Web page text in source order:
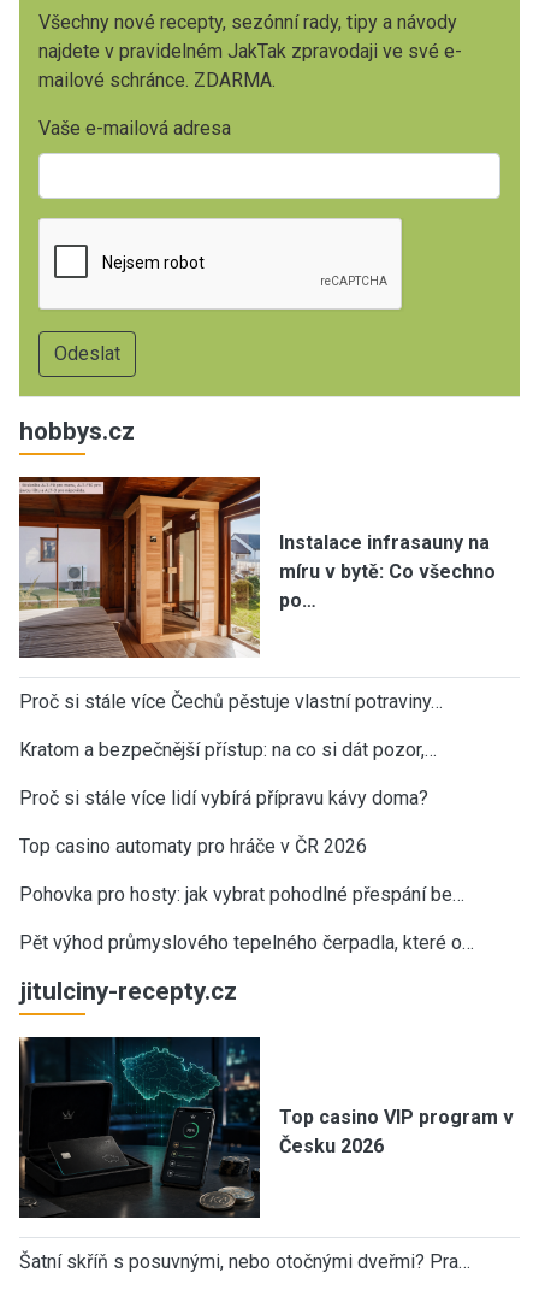
Všechny nové recepty, sezónní rady, tipy a návody
najdete v pravidelném JakTak zpravodaji ve své e-
mailové schránce. ZDARMA.
Vaše e-mailová adresa
hobbys.cz
Instalace infrasauny na
míru v bytě: Co všechno
po…
Proč si stále více Čechů pěstuje vlastní potraviny…
Kratom a bezpečnější přístup: na co si dát pozor,…
Proč si stále více lidí vybírá přípravu kávy doma?
Top casino automaty pro hráče v ČR 2026
Pohovka pro hosty: jak vybrat pohodlné přespání be…
Pět výhod průmyslového tepelného čerpadla, které o…
jitulciny-recepty.cz
Top casino VIP program v
Česku 2026
Šatní skříň s posuvnými, nebo otočnými dveřmi? Pra…